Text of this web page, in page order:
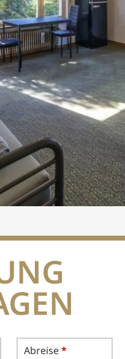
Abreise*